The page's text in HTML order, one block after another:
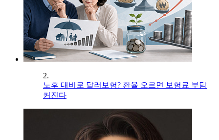
2.
노후 대비로 달러보험? 환율 오르면 보험료 부담
커진다